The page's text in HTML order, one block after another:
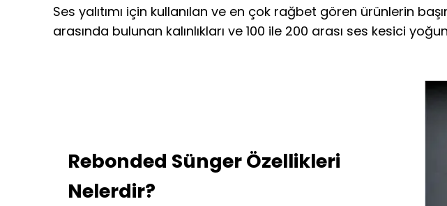
Ses yalıtımı için kullanılan ve en çok rağbet gören ürünlerin
arasında bulunan kalınlıkları ve 100 ile 200 arası ses kesici
Rebonded Sünger Özellikleri
Nelerdir?